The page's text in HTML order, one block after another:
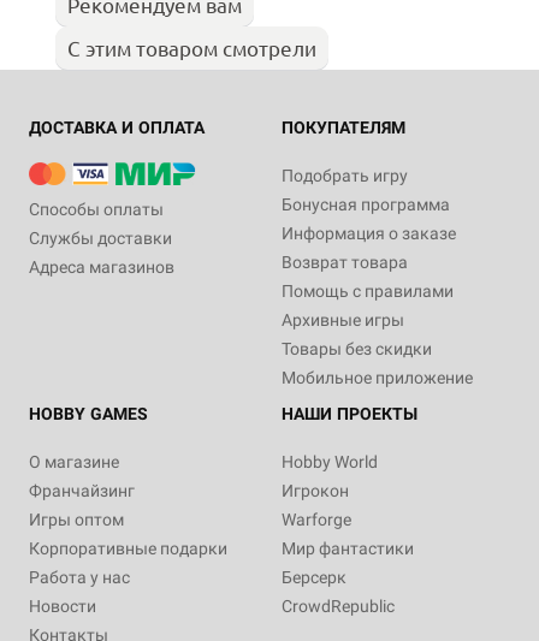
С этим товаром смотрели
ДОСТАВКА И ОПЛАТА
Способы оплаты
Службы доставки
Адреса магазинов
ПОКУПАТЕЛЯМ
Подобрать игру
Бонусная программа
Информация о заказе
Возврат товара
Помощь с правилами
Архивные игры
Товары без скидки
Мобильное приложение
HOBBY GAMES
О магазине
Франчайзинг
Игры оптом
Корпоративные подарки
Работа у нас
Новости
Контакты
НАШИ ПРОЕКТЫ
Hobby World
Игрокон
Warforge
Мир фантастики
Берсерк
CrowdRepublic